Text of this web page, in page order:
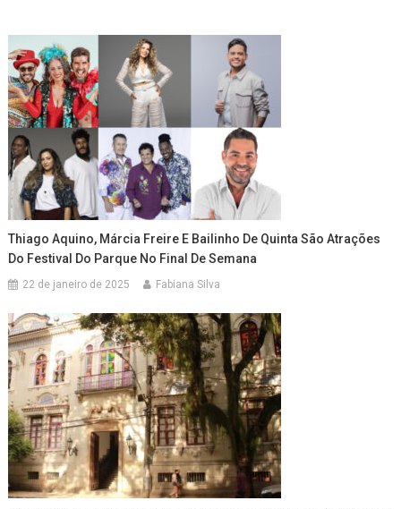
Thiago Aquino, Márcia Freire E Bailinho De Quinta São Atrações
Do Festival Do Parque No Final De Semana
22 de janeiro de 2025 Fabiana Silva